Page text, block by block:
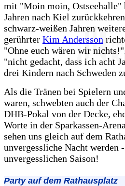
mit "Moin moin, Ostseehalle"
Jahren nach Kiel
schwarz-weißen Jahren
gerührter Kim Andersson
"Ohne euch wären wir
"nicht gedacht, dass ich acht
drei Kindern nach Schweden
Als die Tränen bei Spielern
waren, schwebten auch der
DHB-Pokal von der Decke,
Worte in der Sparkassen-
sehen uns gleich auf dem
unvergessliche Nacht werden
unvergesslichen Saison!
Party auf dem Rathausplatz